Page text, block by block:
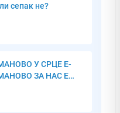
сепак не?
У СРЦЕ Е-
ЗА НАС Е